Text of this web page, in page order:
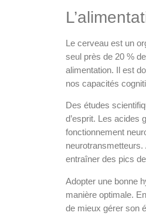
Le cerveau est un
seul près de 20 %
alimentation. Il est
nos capacités
Des études
d’esprit. Les acides
fonctionnement
entraîner des pics
Adopter une bonne
manière optimale.
de mieux gérer son